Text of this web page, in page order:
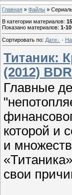
Главная » Файлы »
В категории материалов: 15
Показано материалов: 1-10
Сортировать по: Дате ·
Титаник:
(2012)
Главные
которой и
и
свои